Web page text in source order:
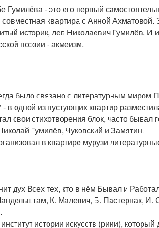
Гумилёва - это его первый
квартира с Анной Ахматовой.
историк, лев Николаевич Гумилёв. И
поэзии - акмеизм.
было связано с литературным миром
одной из пустующих квартир
свои стихотворения блок, часто бывал
Гумилёв, Чуковский и Замятин.
в квартире мурузи
дух Всех тех, кто в нём Бывал и
К. Малевич, Б. Пастернак, И.
истории искусств (риии), который